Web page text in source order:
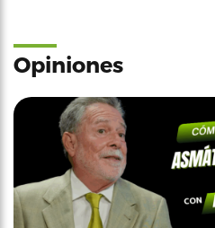
Opiniones